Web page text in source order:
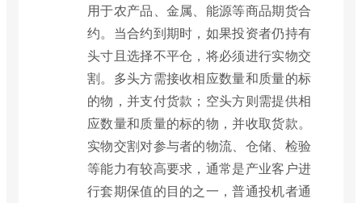
用于农产品、金属、能源等商品期货合
约。当合约到期时，如果投资者仍持有
头寸且选择不平仓，将必须进行实物交
割。多头方需接收相应数量和质量的标
的物，并支付货款；空头方则需提供相
应数量和质量的标的物，并收取货款。
实物交割对参与者的物流、仓储、检验
等能力有较高要求，通常是产业客户进
行套期保值的目的之一，普通投机者通